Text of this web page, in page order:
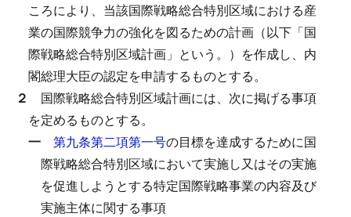
ころにより、当該国際戦略総合特別区域における産
業の国際競争力の強化を図るための計画（以下「国
際戦略総合特別区域計画」という。）を作成し、内
閣総理大臣の認定を申請するものとする。
２ 国際戦略総合特別区域計画には、次に掲げる事項
を定めるものとする。
一 第九条第二項第一号の目標を達成するために国
際戦略総合特別区域において実施し又はその実施
を促進しようとする特定国際戦略事業の内容及び
実施主体に関する事項